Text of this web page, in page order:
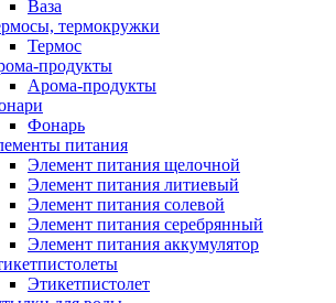
Ваза
термокружки
Термос
продукты
Арома-продукты
Фонарь
питания
Элемент питания щелочной
Элемент питания литиевый
Элемент питания солевой
Элемент питания серебрянный
Элемент питания аккумулятор
Этикетпистолет